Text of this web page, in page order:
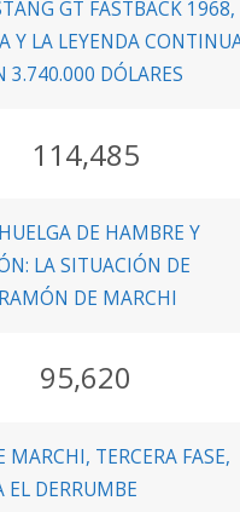
GT FASTBACK 1968,
Y LA LEYENDA
3.740.000 DÓLARES
114,485
DE HAMBRE Y
LA SITUACIÓN DE
DE MARCHI
95,620
MARCHI, TERCERA FASE,
DERRUMBE